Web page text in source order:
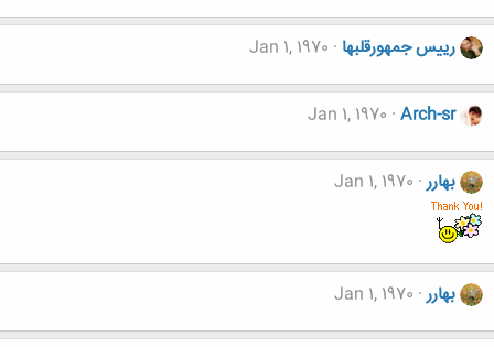
رییس جمهورقلبها Jan 1, 1970
Arch-sr
Jan 1, 1970
بهارر Jan 1, 1970
بهارر Jan 1, 1970